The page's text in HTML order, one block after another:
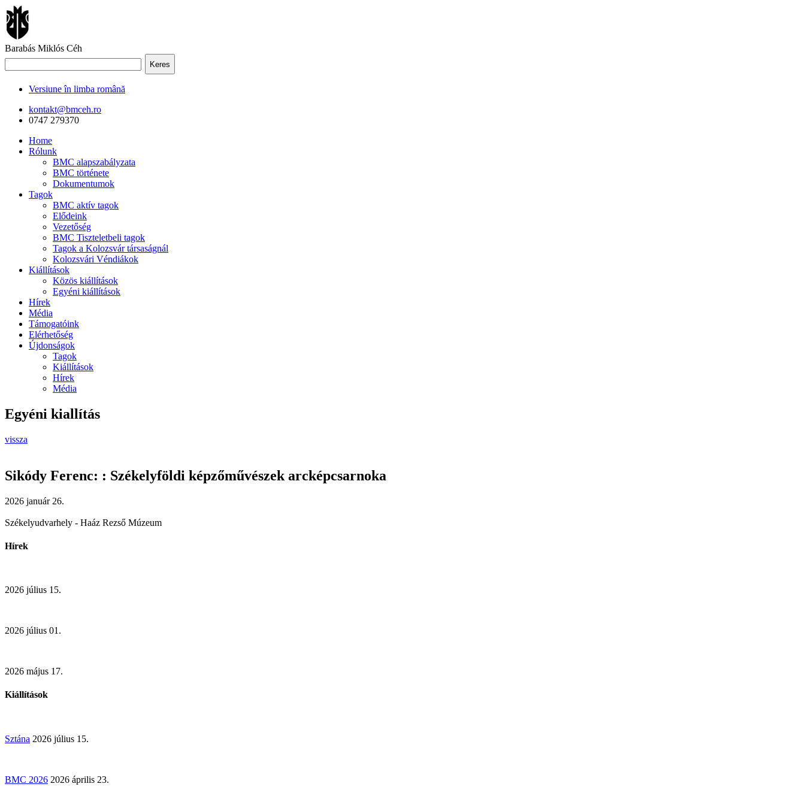
Barabás Miklós Céh
Keres
Versiune în limba română
kontakt@bmceh.ro
0747 279370
Home
Rólunk
BMC alapszabályzata
BMC története
Dokumentumok
Tagok
BMC aktív tagok
Elődeink
Vezetőség
BMC Tiszteletbeli tagok
Tagok a Kolozsvár társaságnál
Kolozsvári Véndiákok
Kiállítások
Közös kiállítások
Egyéni kiállítások
Hírek
Média
Támogatóink
Elérhetőség
Újdonságok
Tagok
Kiállítások
Hírek
Média
Egyéni kiallítás
vissza
Sikódy Ferenc: : Székelyföldi képzőművészek arcképcsarnoka
2026 január 26.
Székelyudvarhely - Haáz Rezső Múzeum
Hírek
2026 július 15.
2026 július 01.
2026 május 17.
Kiállítások
Sztána 2026 július 15.
BMC 2026 2026 április 23.